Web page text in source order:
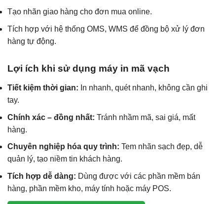
Tạo nhãn giao hàng cho đơn mua online.
Tích hợp với hệ thống OMS, WMS để đồng bộ xử lý đơn
hàng tự động.
Lợi ích khi sử dụng máy in mã vạch
Tiết kiệm thời gian: In nhanh, quét nhanh, không cần ghi
tay.
Chính xác – đồng nhất: Tránh nhầm mã, sai giá, mất
hàng.
Chuyên nghiệp hóa quy trình: Tem nhãn sạch đẹp, dễ
quản lý, tạo niềm tin khách hàng.
Tích hợp dễ dàng: Dùng được với các phần mềm bán
hàng, phần mềm kho, máy tính hoặc máy POS.